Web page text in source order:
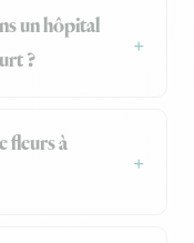
un hôpital
?
fleurs à